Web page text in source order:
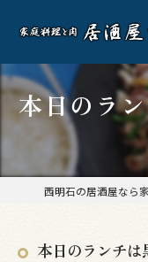
本日のラ
本日のランチは